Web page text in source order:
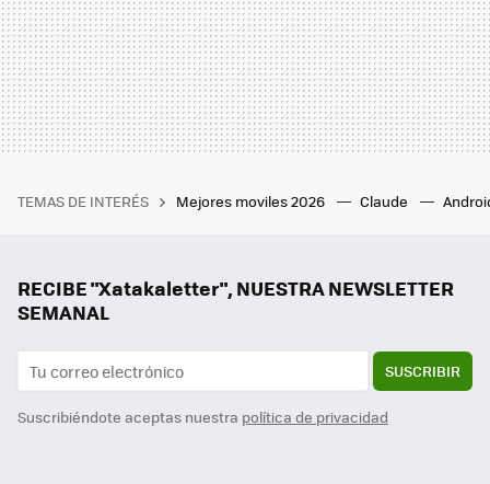
TEMAS DE INTERÉS Mejores moviles 2026 Claude
RECIBE "Xatakaletter", NUESTRA NEWSLETTER
SEMANAL
SUSCRIBIR
Suscribiéndote aceptas nuestra política de privacidad